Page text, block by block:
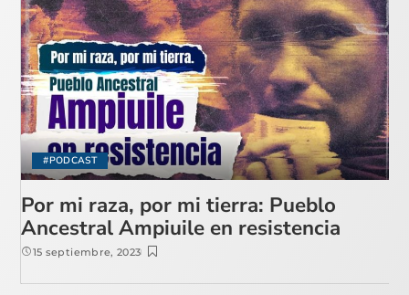
#PODCAST
Por mi raza, por mi tierra: Pueblo
Ancestral Ampiuile en resistencia
15 septiembre, 2023